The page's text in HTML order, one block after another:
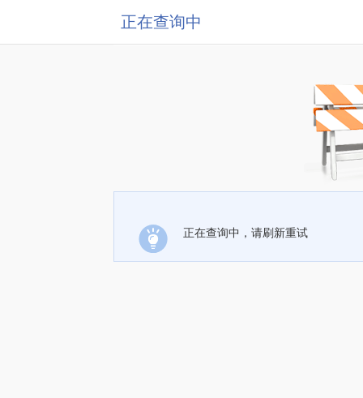
正在查询中
正在查询中，请刷新重试